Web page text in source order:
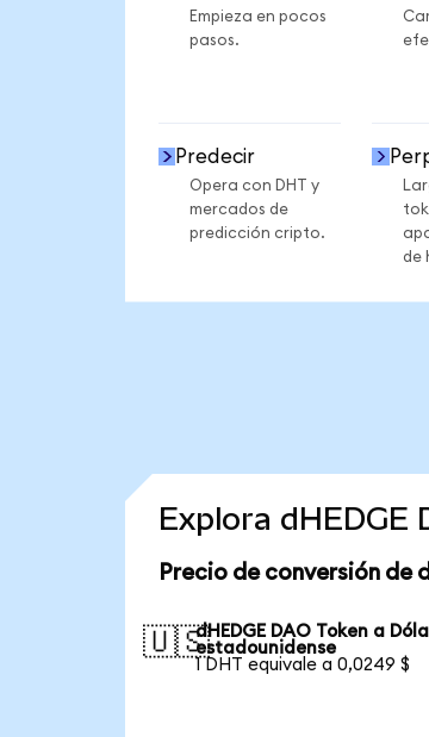
Empieza en pocos
pasos.
Predecir
Opera con DHT y
mercados de
predicción cripto.
de
Explora dHEDGE
Precio de conversión de
🇺🇸dHEDGE DAO Token a
estadounidense
1 DHT equivale a 0,0249 $